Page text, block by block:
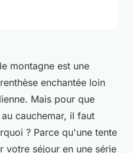
montagne est une
enchantée loin
Mais pour que
cauchemar, il faut
? Parce qu'une tente
votre séjour en une série